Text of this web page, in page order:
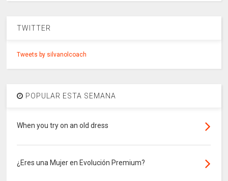
TWITTER
Tweets by silvanolcoach
POPULAR ESTA SEMANA
When you try on an old dress
¿Eres una Mujer en Evolución Premium?